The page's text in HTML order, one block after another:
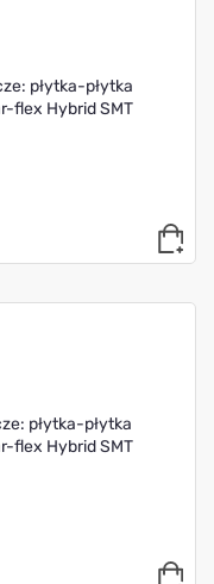
płytka-płytka
flex Hybrid SMT
płytka-płytka
flex Hybrid SMT